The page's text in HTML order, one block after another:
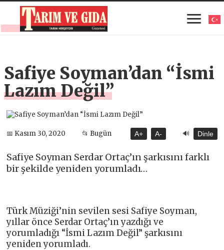
Safiye Soyman’dan “İsmi
Lazım Değil”
📅 Kasım 30, 2020 📂 Bugün A+ A- 🔊 Dinle
Safiye Soyman Serdar Ortaç’ın şarkısını farklı
bir şekilde yeniden yorumladı…
Türk Müziği’nin sevilen sesi Safiye Soyman,
yıllar önce Serdar Ortaç’ın yazdığı ve
yorumladığı “İsmi Lazım Değil” şarkısını
yeniden yorumladı.